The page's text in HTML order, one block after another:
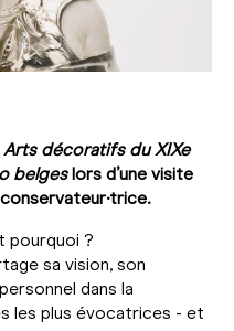
Arts décoratifs du XIXe
belgeslors d’une visite
conservateur·trice.
pourquoi ?
sa vision, son
dans la
les plus évocatrices - et